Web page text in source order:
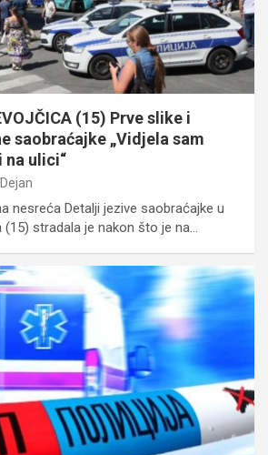
(15) Prve slike i
saobraćajke „Vidjela sam
na ulici“
Dejan
nesreća Detalji jezive saobraćajke u
(15) stradala je nakon što je na…